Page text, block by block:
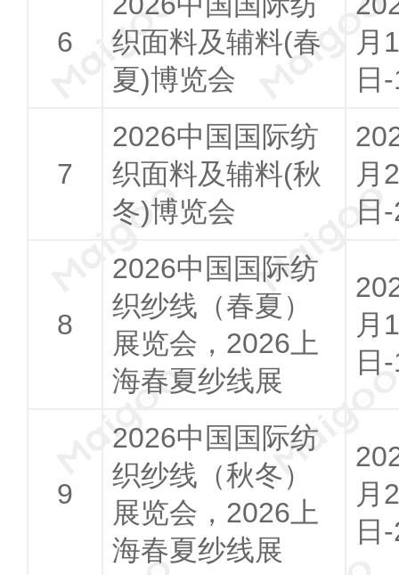
织面料及辅料(春
夏)博览会
月
日
2026中国国际纺
织面料及辅料(秋
冬)博览会
月
日
2026中国国际纺
织纱线（春夏）
展览会，2026上
海春夏纱线展
月
日
2026中国国际纺
织纱线（秋冬）
展览会，2026上
海春夏纱线展
月
日